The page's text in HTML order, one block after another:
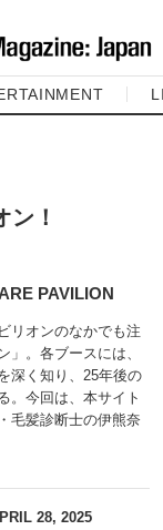
！
PAVILION
リオンのなかでも注
」。各ブースには、
深く知り、25年後の
。今回は、本サイト
毛髪診断士の伊熊奈
28, 2025